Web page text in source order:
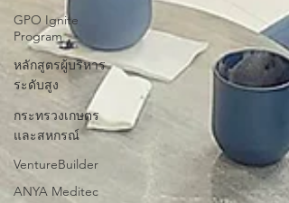
GPO Ignite
Program
หลักสูตรผู้บริหาร
ระดับสูง
กระทรวงเกษตร
และสหกรณ์
VentureBuilder
ANYA Meditec